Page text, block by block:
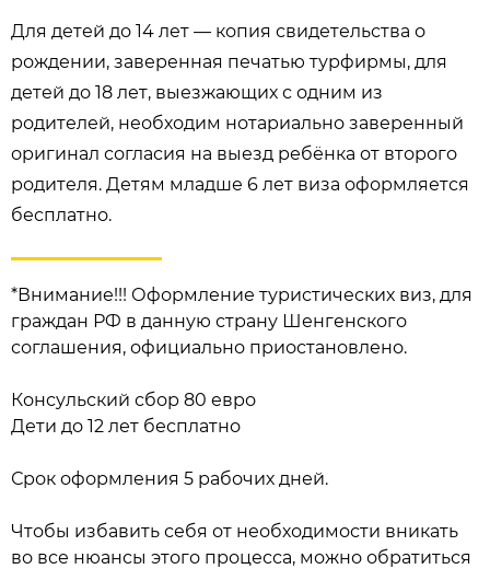
*Внимание!!! Оформление туристических виз, для
граждан РФ в данную страну Шенгенского
соглашения, официально приостановлено.
Консульский сбор 80 евро
Дети до 12 лет бесплатно
Срок оформления 5 рабочих дней.
Чтобы избавить себя от необходимости вникать
во все нюансы этого процесса, можно обратиться
Для детей до 14 лет — копия свидетельства о
рождении, заверенная печатью турфирмы, для
детей до 18 лет, выезжающих с одним из
родителей, необходим нотариально заверенный
оригинал согласия на выезд ребёнка от второго
родителя. Детям младше 6 лет виза оформляется
бесплатно.